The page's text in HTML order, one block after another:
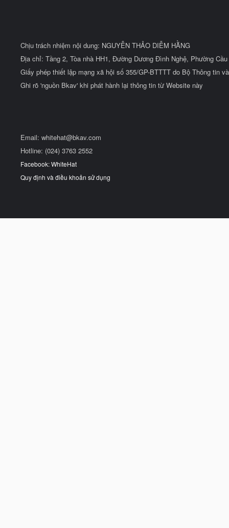
Chịu trách nhiệm nội dung: NGUYỄN THẢO DIỄM HẰNG
Địa chỉ: Tầng 2, Tòa nhà HH1, Đường Dương Đình Nghệ, Phường
Giấy phép thiết lập mạng xã hội số 355/GP-BTTTT do Bộ Thông tin
Ghi rõ 'nguồn Bkav' khi phát hành lại thông tin từ Website này
Email: whitehat@bkav.com
Hotline: (024) 3763 2552
Facebook: WhiteHat
Quy định và điều khoản sử dụng